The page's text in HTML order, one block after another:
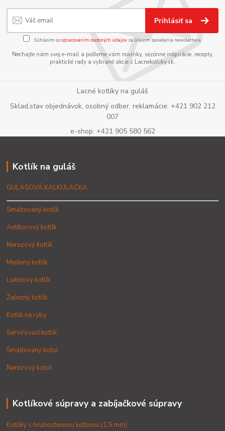
Prihlásiť sa
Súhlasím sospracovaním osobných údajov za účelom zasielania newslettera.
Nechajte nám svoj e-mail a pošleme vám novinky, sezónne inšpirácie, recepty,
praktické rady a vybrané akcie z Lacnekotliky.sk.
Lacné kotlíky na guláš
Sklad,stav objednávok, osobný odber, reklamácie: +421 902 212
007
e-shop: +421 905 580 562
Kotlík na guláš
GULÁŠOVÁ KALKULAČKA
Smaltovaný kotlík
Antikorový kotlík
Nerezový kotlík
Medený kotlík
Liatinový kotlík
Železný kotlík
Kotlík na ryby
Servírovací kotlík
Smaltovaný kotol
Nerezový kotol
Kotlíkové súpravy a zabíjačkové súpravy
Kotlíky s hrubostennou kotlinou (1,5 mm)